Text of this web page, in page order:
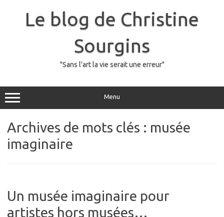
Le blog de Christine
Sourgins
"Sans l'art la vie serait une erreur"
Menu
Archives de mots clés : musée
imaginaire
Un musée imaginaire pour
artistes hors musées…